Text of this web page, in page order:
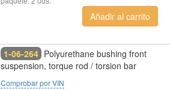
Añadir al carrito
1-06-264 Polyurethane bushing front
suspension, torque rod / torsion bar
Comprobar por VIN